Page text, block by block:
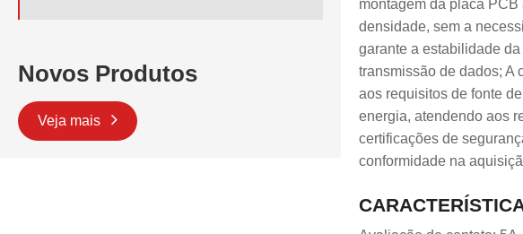
Novos Produtos
Veja mais
montagem da placa
densidade, sem a
garante a estabilidade
transmissão de dados; A
aos requisitos de fonte
energia, atendendo aos
certificações de
conformidade na